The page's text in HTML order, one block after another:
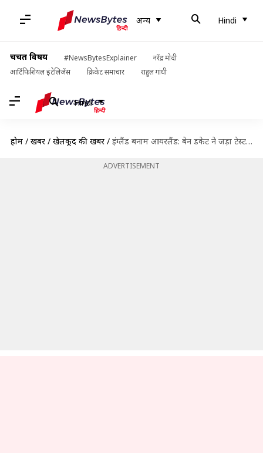
अन्य Hindi
चर्चित विषय #NewsBytesExplainer
नरेंद्र मोदी
आर्टिफिशियल इंटेलिजेंस
क्रिकेट समाचार राहुल गांधी
Hindi
होम / खबरें / खेलकूद की खबरें / इंग्लैंड बनाम आयरलैंड: बेन डकेट ने जड़ा टेस्ट करियर का दूसरा शतक, जानिए उनके आंकड़े
ADVERTISEMENT